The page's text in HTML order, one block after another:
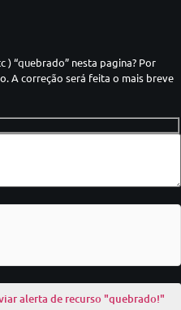
) “quebrado” nesta pagina? Por
A correção será feita o mais breve